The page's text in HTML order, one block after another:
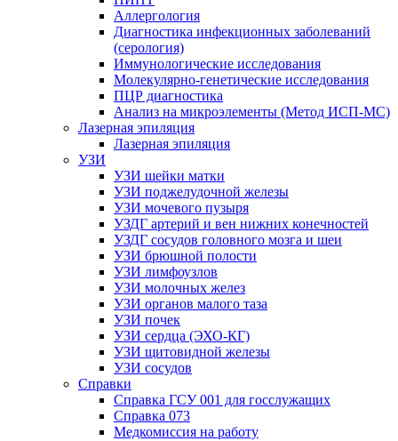
Аллергология
Диагностика инфекционных заболеваний
(серология)
Иммунологические исследования
Молекулярно-генетические исследования
ПЦР диагностика
Анализ на микроэлементы (Метод ИСП-МС)
Лазерная эпиляция
Лазерная эпиляция
УЗИ
УЗИ шейки матки
УЗИ поджелудочной железы
УЗИ мочевого пузыря
УЗДГ артерий и вен нижних конечностей
УЗДГ сосудов головного мозга и шеи
УЗИ брюшной полости
УЗИ лимфоузлов
УЗИ молочных желез
УЗИ органов малого таза
УЗИ почек
УЗИ сердца (ЭХО-КГ)
УЗИ щитовидной железы
УЗИ сосудов
Справки
Справка ГСУ 001 для госслужащих
Справка 073
Медкомиссия на работу